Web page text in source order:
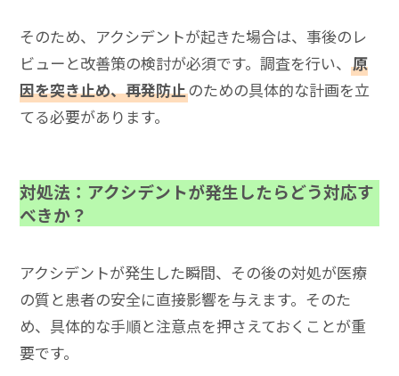
そのため、アクシデントが起きた場合は、事後のレ
ビューと改善策の検討が必須です。調査を行い、原
因を突き止め、再発防止のための具体的な計画を立
てる必要があります。
対処法：アクシデントが発生したらどう対応す
べきか？
アクシデントが発生した瞬間、その後の対処が医療
の質と患者の安全に直接影響を与えます。そのた
め、具体的な手順と注意点を押さえておくことが重
要です。